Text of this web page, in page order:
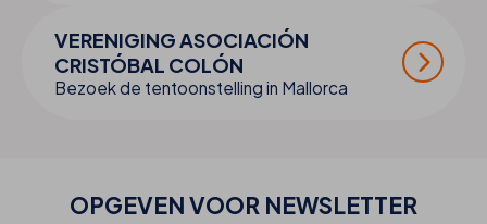
VERENIGING ASOCIACIÓN
CRISTÓBAL COLÓN
Bezoek de tentoonstelling in Mallorca
OPGEVEN VOOR NEWSLETTER